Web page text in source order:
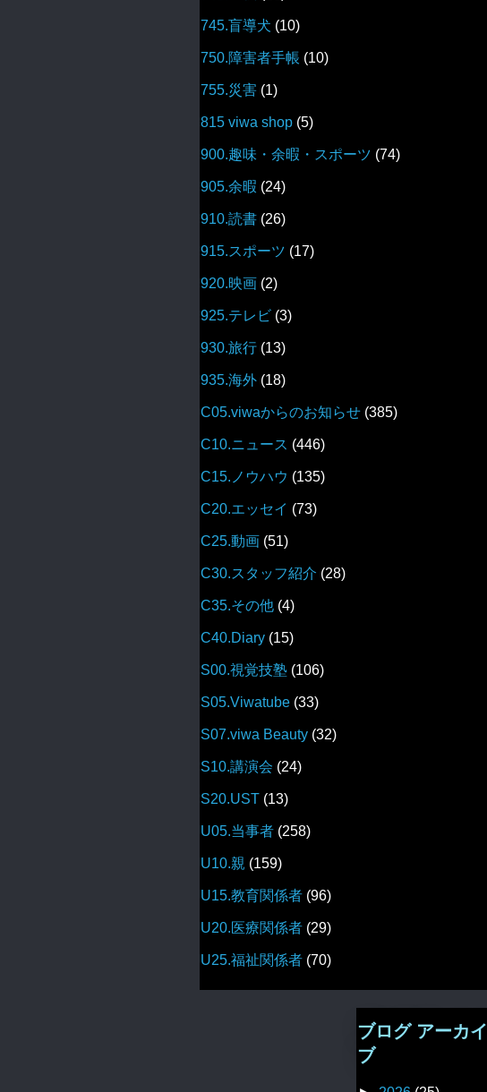
745.盲導犬 (10)
750.障害者手帳 (10)
755.災害 (1)
815 viwa shop (5)
900.趣味・余暇・スポーツ (74)
905.余暇 (24)
910.読書 (26)
915.スポーツ (17)
920.映画 (2)
925.テレビ (3)
930.旅行 (13)
935.海外 (18)
C05.viwaからのお知らせ (385)
C10.ニュース (446)
C15.ノウハウ (135)
C20.エッセイ (73)
C25.動画 (51)
C30.スタッフ紹介 (28)
C35.その他 (4)
C40.Diary (15)
S00.視覚技塾 (106)
S05.Viwatube (33)
S07.viwa Beauty (32)
S10.講演会 (24)
S20.UST (13)
U05.当事者 (258)
U10.親 (159)
U15.教育関係者 (96)
U20.医療関係者 (29)
U25.福祉関係者 (70)
ブログ アーカイ
ブ